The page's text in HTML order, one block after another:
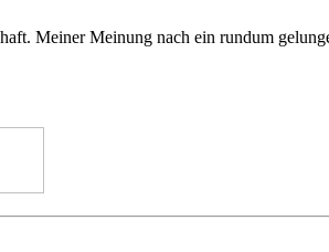
Meiner Meinung nach ein rundum